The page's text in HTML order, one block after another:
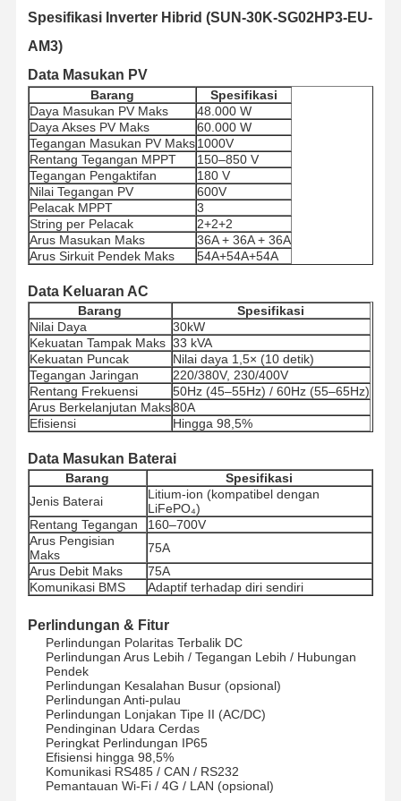
Rumah Produk Tentang Kita
Wisata
Pabrik
Kontrol
Kualitas
Hubungi
Bicara
Sekarang
Sistem Tenaga Surya Pv
Pembangkit Tenaga Surya Portabel
Pompa Panas PVT
Penawaran Panas
Peralatan Rumah Tangga
Lampu Dekorasi
Sistem Energi Terbarukan
Spesifikasi Inverter Hibrid (SUN-30K-SG02HP3-EU-
AM3)
Data Masukan PV
Barang
Spesifikasi
Daya Masukan PV Maks
48.000 W
Daya Akses PV Maks
60.000 W
Tegangan Masukan PV Maks1000V
Rentang Tegangan MPPT
150–850 V
Tegangan Pengaktifan
180 V
Nilai Tegangan PV
600V
Pelacak MPPT
3
String per Pelacak
2+2+2
Arus Masukan Maks
36A + 36A + 36A
Arus Sirkuit Pendek Maks
54A+54A+54A
Data Keluaran AC
Barang
Spesifikasi
Nilai Daya
30kW
Kekuatan Tampak Maks 33 kVA
Kekuatan Puncak
Nilai daya 1,5× (10 detik)
Tegangan Jaringan
220/380V, 230/400V
Rentang Frekuensi
50Hz (45–55Hz) / 60Hz (55–65Hz)
Arus Berkelanjutan Maks80A
Efisiensi
Hingga 98,5%
Data Masukan Baterai
Barang
Spesifikasi
Jenis Baterai
Litium-ion (kompatibel dengan
LiFePO₄)
Rentang Tegangan
160–700V
Arus Pengisian
Maks
75A
Arus Debit Maks
75A
Komunikasi BMS
Adaptif terhadap diri sendiri
Perlindungan & Fitur
Perlindungan Polaritas Terbalik DC
Perlindungan Arus Lebih / Tegangan Lebih / Hubungan
Pendek
Perlindungan Kesalahan Busur (opsional)
Perlindungan Anti-pulau
Perlindungan Lonjakan Tipe II (AC/DC)
Pendinginan Udara Cerdas
Peringkat Perlindungan IP65
Efisiensi hingga 98,5%
Komunikasi RS485 / CAN / RS232
Pemantauan Wi-Fi / 4G / LAN (opsional)